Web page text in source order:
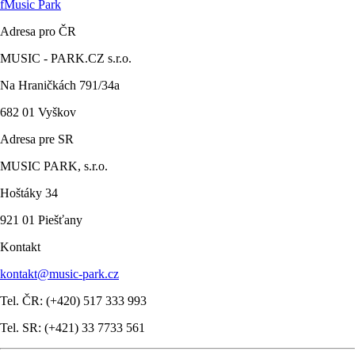
fMusic Park
Adresa pro ČR
MUSIC - PARK.CZ s.r.o.
Na Hraničkách 791/34a
682 01 Vyškov
Adresa pre SR
MUSIC PARK, s.r.o.
Hoštáky 34
921 01 Piešťany
Kontakt
kontakt@music-park.cz
Tel. ČR: (+420) 517 333 993
Tel. SR: (+421) 33 7733 561